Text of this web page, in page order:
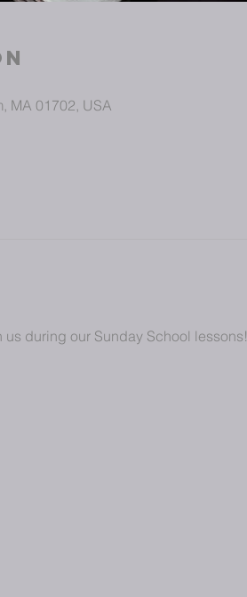
MA 01702, USA
during our Sunday School lessons!